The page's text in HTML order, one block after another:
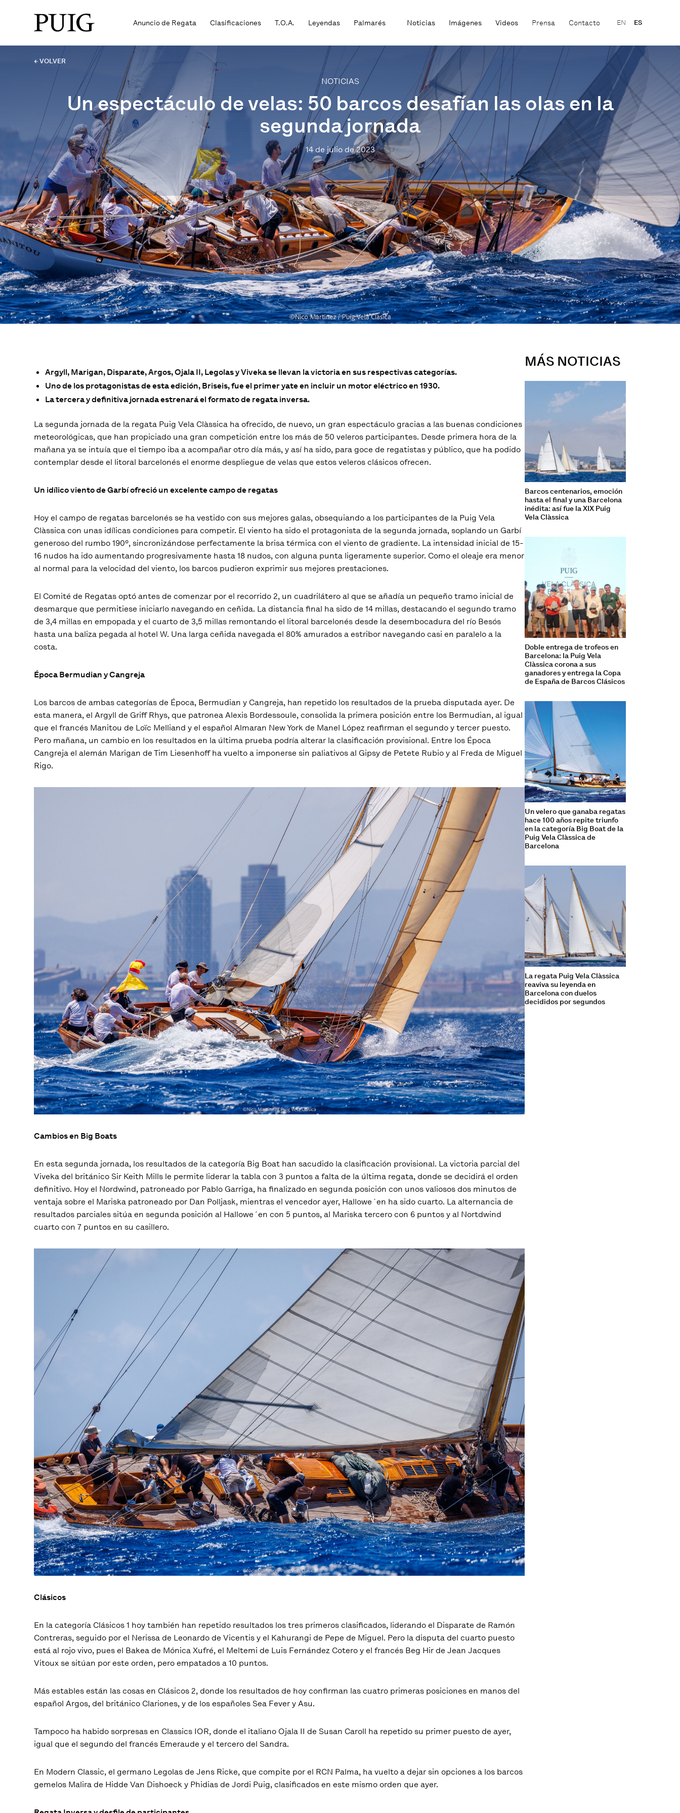
Anuncio de Regata Clasificaciones T.O.A. Leyendas Palmarés Noticias Imágenes Videos Prensa Contacto EN ES
← VOLVER
NOTICIAS
Un espectáculo de velas: 50 barcos desafían las olas en la
segunda jornada
14 de julio de 2023
Argyll, Marigan, Disparate, Argos, Ojala II, Legolas y Viveka se llevan la victoria en sus respectivas categorías.
Uno de los protagonistas de esta edición, Briseis, fue el primer yate en incluir un motor eléctrico en 1930.
La tercera y definitiva jornada estrenará el formato de regata inversa.
La segunda jornada de la regata Puig Vela Clàssica ha ofrecido, de nuevo, un gran espectáculo gracias a las buenas condiciones
meteorológicas, que han propiciado una gran competición entre los más de 50 veleros participantes. Desde primera hora de la
mañana ya se intuía que el tiempo iba a acompañar otro día más, y así ha sido, para goce de regatistas y público, que ha podido
contemplar desde el litoral barcelonés el enorme despliegue de velas que estos veleros clásicos ofrecen.
Un idílico viento de Garbí ofreció un excelente campo de regatas
Hoy el campo de regatas barcelonés se ha vestido con sus mejores galas, obsequiando a los participantes de la Puig Vela
Clàssica con unas idílicas condiciones para competir. El viento ha sido el protagonista de la segunda jornada, soplando un Garbí
generoso del rumbo 190º, sincronizándose perfectamente la brisa térmica con el viento de gradiente. La intensidad inicial de 15-
16 nudos ha ido aumentando progresivamente hasta 18 nudos, con alguna punta ligeramente superior. Como el oleaje era menor
al normal para la velocidad del viento, los barcos pudieron exprimir sus mejores prestaciones.
El Comité de Regatas optó antes de comenzar por el recorrido 2, un cuadrilátero al que se añadía un pequeño tramo inicial de
desmarque que permitiese iniciarlo navegando en ceñida. La distancia final ha sido de 14 millas, destacando el segundo tramo
de 3,4 millas en empopada y el cuarto de 3,5 millas remontando el litoral barcelonés desde la desembocadura del río Besós
hasta una baliza pegada al hotel W. Una larga ceñida navegada el 80% amurados a estribor navegando casi en paralelo a la
costa.
Época Bermudian y Cangreja
Los barcos de ambas categorías de Época, Bermudian y Cangreja, han repetido los resultados de la prueba disputada ayer. De
esta manera, el Argyll de Griff Rhys, que patronea Alexis Bordessoule, consolida la primera posición entre los Bermudian, al igual
que el francés Manitou de Loïc Melliand y el español Almaran New York de Manel López reafirman el segundo y tercer puesto.
Pero mañana, un cambio en los resultados en la última prueba podría alterar la clasificación provisional. Entre los Época
Cangreja el alemán Marigan de Tim Liesenhoff ha vuelto a imponerse sin paliativos al Gipsy de Petete Rubio y al Freda de Miguel
Rigo.
Cambios en Big Boats
En esta segunda jornada, los resultados de la categoría Big Boat han sacudido la clasificación provisional. La victoria parcial del
Viveka del británico Sir Keith Mills le permite liderar la tabla con 3 puntos a falta de la última regata, donde se decidirá el orden
definitivo. Hoy el Nordwind, patroneado por Pablo Garriga, ha finalizado en segunda posición con unos valiosos dos minutos de
ventaja sobre el Mariska patroneado por Dan Polljask, mientras el vencedor ayer, Hallowe´en ha sido cuarto. La alternancia de
resultados parciales sitúa en segunda posición al Hallowe´en con 5 puntos, al Mariska tercero con 6 puntos y al Nortdwind
cuarto con 7 puntos en su casillero.
Clásicos
En la categoría Clásicos 1 hoy también han repetido resultados los tres primeros clasificados, liderando el Disparate de Ramón
Contreras, seguido por el Nerissa de Leonardo de Vicentis y el Kahurangi de Pepe de Miguel. Pero la disputa del cuarto puesto
está al rojo vivo, pues el Bakea de Mónica Xufré, el Meltemi de Luis Fernández Cotero y el francés Beg Hir de Jean Jacques
Vitoux se sitúan por este orden, pero empatados a 10 puntos.
Más estables están las cosas en Clásicos 2, donde los resultados de hoy confirman las cuatro primeras posiciones en manos del
español Argos, del británico Clariones, y de los españoles Sea Fever y Asu.
Tampoco ha habido sorpresas en Classics IOR, donde el italiano Ojala II de Susan Caroll ha repetido su primer puesto de ayer,
igual que el segundo del francés Emeraude y el tercero del Sandra.
En Modern Classic, el germano Legolas de Jens Ricke, que compite por el RCN Palma, ha vuelto a dejar sin opciones a los barcos
gemelos Malira de Hidde Van Dishoeck y Phidias de Jordi Puig, clasificados en este mismo orden que ayer.
MÁS NOTICIAS
Barcos centenarios, emoción
hasta el final y una Barcelona
inédita: así fue la XIX Puig
Vela Clàssica
Doble entrega de trofeos en
Barcelona: la Puig Vela
Clàssica corona a sus
ganadores y entrega la Copa
de España de Barcos Clásicos
Un velero que ganaba regatas
hace 100 años repite triunfo
en la categoría Big Boat de la
Puig Vela Clàssica de
Barcelona
La regata Puig Vela Clàssica
reaviva su leyenda en
Barcelona con duelos
decididos por segundos